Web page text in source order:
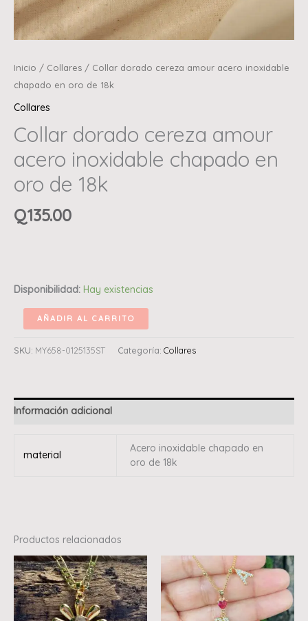
Inicio / Collares / Collar dorado cereza amour acero inoxidable
chapado en oro de 18k
Collares
Collar dorado cereza amour
acero inoxidable chapado en
oro de 18k
Q135.00
Disponibilidad: Hay existencias
AÑADIR AL CARRITO
SKU: MY658-0125135ST Categoría: Collares
Información adicional
material
Acero inoxidable chapado en
oro de 18k
Productos relacionados